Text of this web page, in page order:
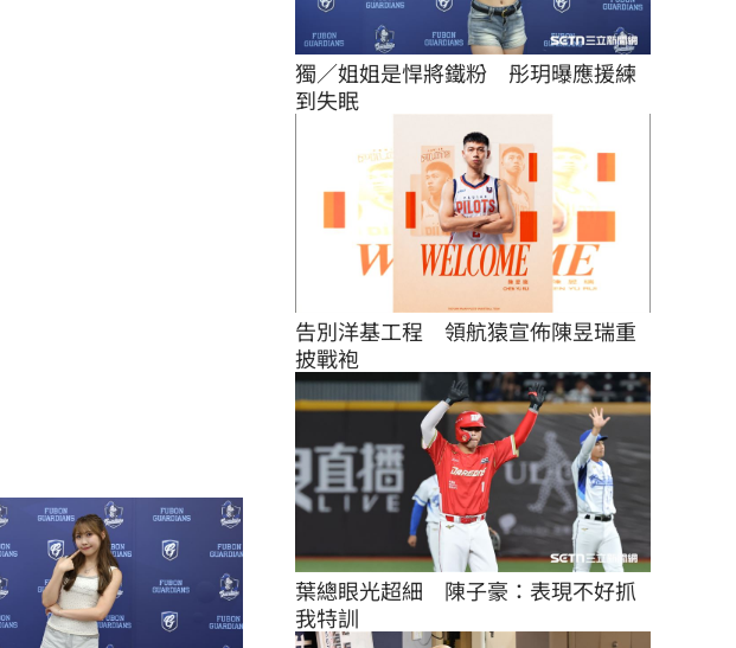
獨／姐姐是悍將鐵粉　彤玥曝應援練
到失眠
告別洋基工程　領航猿宣佈陳昱瑞重
披戰袍
葉總眼光超細　陳子豪：表現不好抓
我特訓